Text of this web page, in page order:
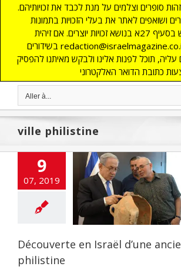
סופרים וצלמים על מנת לכבד את זכויותיהם.
ושואפים לאתר את בעלי הזכויות בתמונות
המגיעות אלינו כנדרש בסעיף 27א בנושא זכויות יוצרים. אם זיהית
בשידורים redaction@israelmagazine.co.il שלנו תמונה שאתה
עליה, תוכל לפנות אלינו ולבקש מאיתנו להפסיק
כתובת הדואר האלקטרוני
Aller à...
ville philistine
9
07, 2019
en Israël
ville
ARCHEOLOGIE
Découverte en Israël d’une
philistine